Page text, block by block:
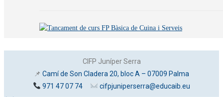
CIFP Juníper Serra
📌 Camí de Son Cladera 20, bloc A – 07009 Palma
971 47 07 74
cifpjuniperserra@educaib.eu